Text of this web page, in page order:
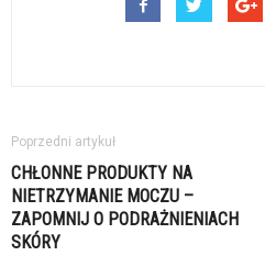
Poprzedni artykuł
CHŁONNE PRODUKTY NA
NIETRZYMANIE MOCZU –
ZAPOMNIJ O PODRAŻNIENIACH
SKÓRY